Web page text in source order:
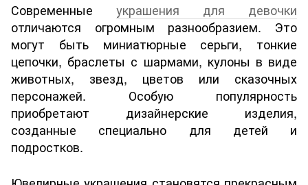
Современные украшения для девочки
отличаются огромным разнообразием. Это
могут быть миниатюрные серьги, тонкие
цепочки, браслеты с шармами, кулоны в виде
животных, звезд, цветов или сказочных
персонажей. Особую популярность
приобретают дизайнерские изделия,
созданные специально для детей и
подростков.